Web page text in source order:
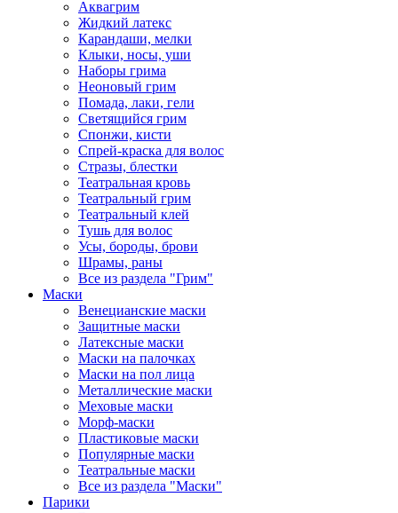
Аквагрим
Жидкий латекс
Карандаши, мелки
Клыки, носы, уши
Наборы грима
Неоновый грим
Помада, лаки, гели
Светящийся грим
Спонжи, кисти
Спрей-краска для волос
Стразы, блестки
Театральная кровь
Театральный грим
Театральный клей
Тушь для волос
Усы, бороды, брови
Шрамы, раны
Все из раздела "Грим"
Маски
Венецианские маски
Защитные маски
Латексные маски
Маски на палочках
Маски на пол лица
Металлические маски
Меховые маски
Морф-маски
Пластиковые маски
Популярные маски
Театральные маски
Все из раздела "Маски"
Парики